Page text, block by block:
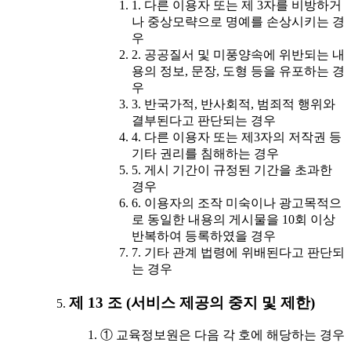
1. 다른 이용자 또는 제 3자를 비방하거
나 중상모략으로 명예를 손상시키는 경
우
2. 공공질서 및 미풍양속에 위반되는 내
용의 정보, 문장, 도형 등을 유포하는 경
우
3. 반국가적, 반사회적, 범죄적 행위와
결부된다고 판단되는 경우
4. 다른 이용자 또는 제3자의 저작권 등
기타 권리를 침해하는 경우
5. 게시 기간이 규정된 기간을 초과한
경우
6. 이용자의 조작 미숙이나 광고목적으
로 동일한 내용의 게시물을 10회 이상
반복하여 등록하였을 경우
7. 기타 관계 법령에 위배된다고 판단되
는 경우
제 13 조 (서비스 제공의 중지 및 제한)
① 교육정보원은 다음 각 호에 해당하는 경우